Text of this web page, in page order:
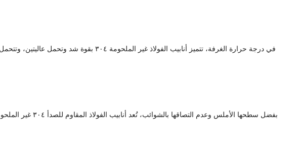
في درجة حرارة الغرفة، تتميز أنابيب
بفضل سطحها